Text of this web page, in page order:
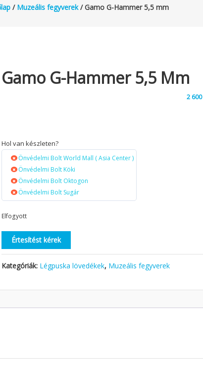
/ Muzeális fegyverek/ Gamo G-Hammer 5,5 mm
Gamo G-Hammer 5,5 Mm
2 600
Hol van készleten?
Önvédelmi Bolt World Mall ( Asia Center )
Önvédelmi Bolt Köki
Önvédelmi Bolt Oktogon
Önvédelmi Bolt Sugár
Elfogyott
Értesítést kérek
Kategóriák: Légpuska lövedékek, Muzeális fegyverek